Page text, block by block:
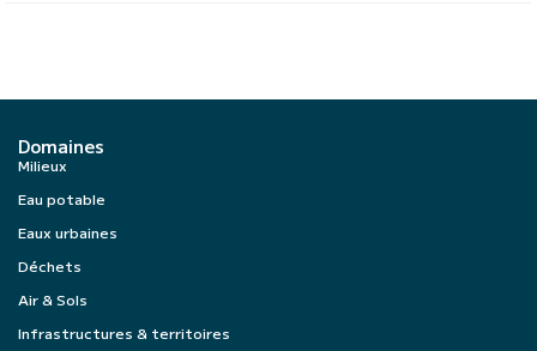
Domaines
Milieux
Eau potable
Eaux urbaines
Déchets
Air & Sols
Infrastructures & territoires